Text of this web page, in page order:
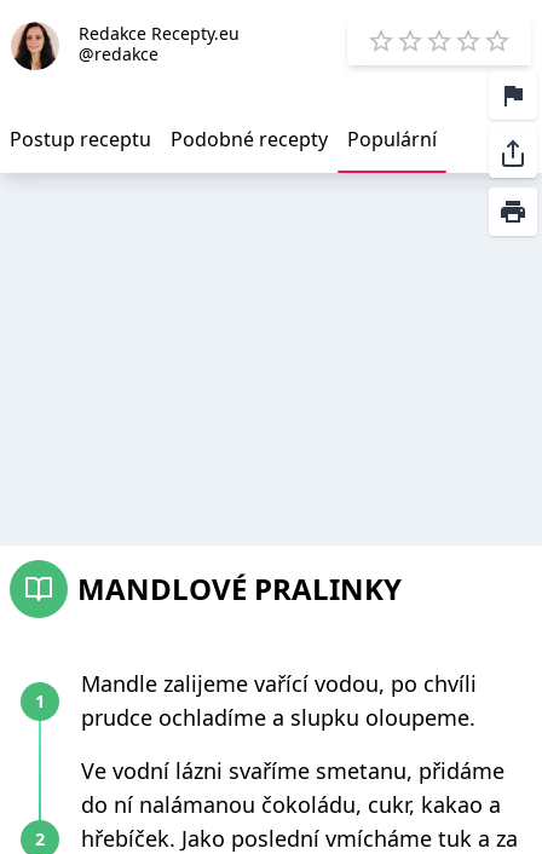
Redakce Recepty.eu
@redakce
1 Star
2 Stars
3 Stars
4 5
Postup receptu Podobné recepty Populární
MANDLOVÉ PRALINKY
Mandle zalijeme vařící vodou, po chvíli
prudce ochladíme a slupku oloupeme.
Ve vodní lázni svaříme smetanu, přidáme
do ní nalámanou čokoládu, cukr, kakao a
hřebíček. Jako poslední vmícháme tuk a za